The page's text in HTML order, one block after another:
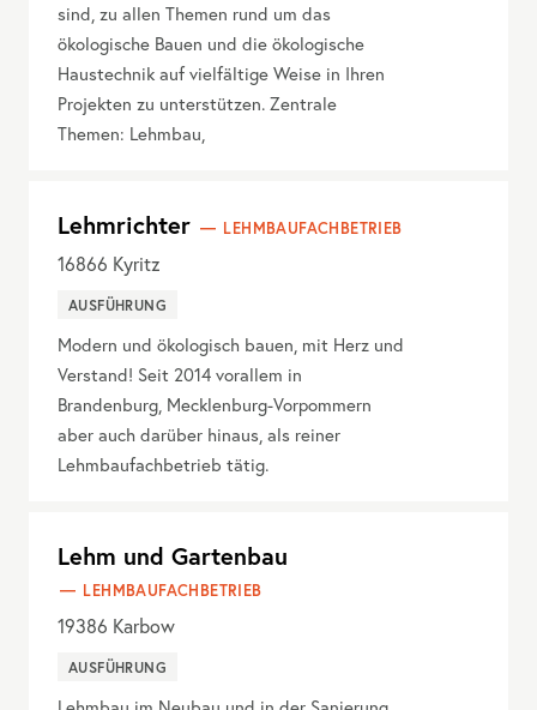
sind, zu allen Themen rund um das
ökologische Bauen und die ökologische
Haustechnik auf vielfältige Weise in Ihren
Projekten zu unterstützen. Zentrale
Themen: Lehmbau,
Lehmrichter LEHMBAUFACHBETRIEB
16866 Kyritz
AUSFÜHRUNG
Modern und ökologisch bauen, mit Herz und
Verstand! Seit 2014 vorallem in
Brandenburg, Mecklenburg-Vorpommern
aber auch darüber hinaus, als reiner
Lehmbaufachbetrieb tätig.
Lehm und Gartenbau
LEHMBAUFACHBETRIEB
19386 Karbow
AUSFÜHRUNG